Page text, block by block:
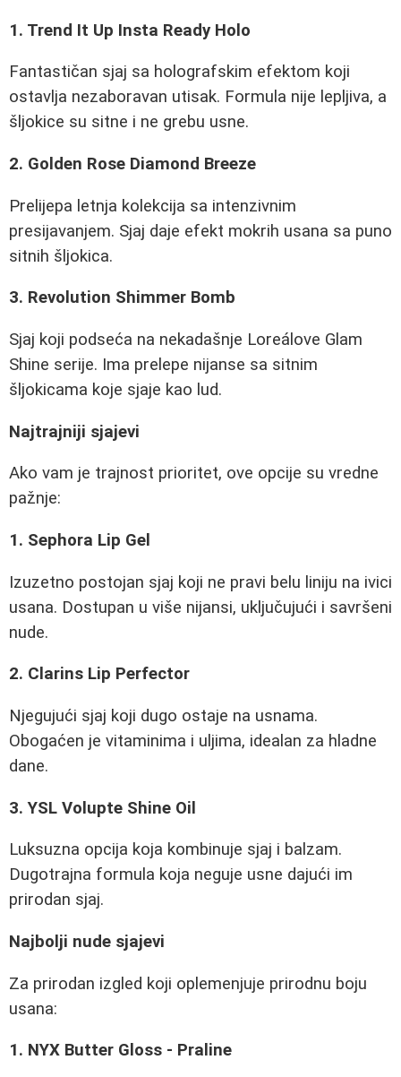
1. Trend It Up Insta Ready Holo
Fantastičan sjaj sa holografskim efektom koji
ostavlja nezaboravan utisak. Formula nije lepljiva, a
šljokice su sitne i ne grebu usne.
2. Golden Rose Diamond Breeze
Prelijepa letnja kolekcija sa intenzivnim
presijavanjem. Sjaj daje efekt mokrih usana sa puno
sitnih šljokica.
3. Revolution Shimmer Bomb
Sjaj koji podseća na nekadašnje Loreálove Glam
Shine serije. Ima prelepe nijanse sa sitnim
šljokicama koje sjaje kao lud.
Najtrajniji sjajevi
Ako vam je trajnost prioritet, ove opcije su vredne
pažnje:
1. Sephora Lip Gel
Izuzetno postojan sjaj koji ne pravi belu liniju na ivici
usana. Dostupan u više nijansi, uključujući i savršeni
nude.
2. Clarins Lip Perfector
Njegujući sjaj koji dugo ostaje na usnama.
Obogaćen je vitaminima i uljima, idealan za hladne
dane.
3. YSL Volupte Shine Oil
Luksuzna opcija koja kombinuje sjaj i balzam.
Dugotrajna formula koja neguje usne dajući im
prirodan sjaj.
Najbolji nude sjajevi
Za prirodan izgled koji oplemenjuje prirodnu boju
usana:
1. NYX Butter Gloss - Praline